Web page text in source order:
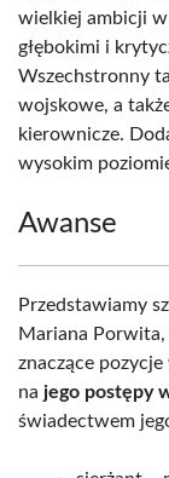
wielkiej ambicji w
głębokimi i
Wszechstronny
wojskowe, a
kierownicze.
wysokim
Awanse
Przedstawiamy
Mariana Porwita,
znaczące
na jego postępy
świadectwem